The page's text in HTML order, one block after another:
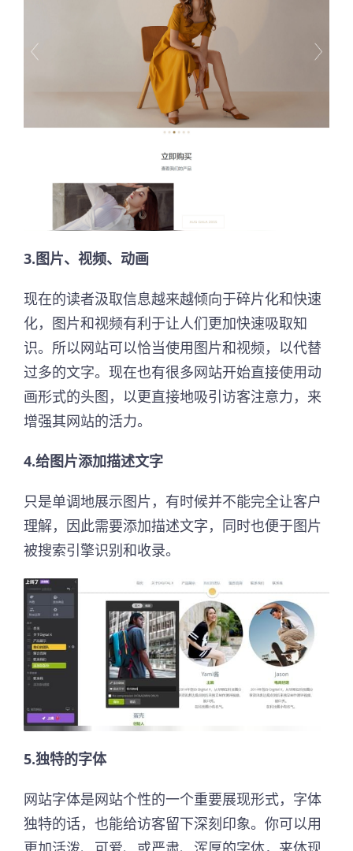
3.图片、视频、动画
现在的读者汲取信息越来越倾向于碎片化和快速
化，图片和视频有利于让人们更加快速吸取知
识。所以网站可以恰当使用图片和视频，以代替
过多的文字。现在也有很多网站开始直接使用动
画形式的头图，以更直接地吸引访客注意力，来
增强其网站的活力。
4.给图片添加描述文字
只是单调地展示图片，有时候并不能完全让客户
理解，因此需要添加描述文字，同时也便于图片
被搜索引擎识别和收录。
5.独特的字体
网站字体是网站个性的一个重要展现形式，字体
独特的话，也能给访客留下深刻印象。你可以用